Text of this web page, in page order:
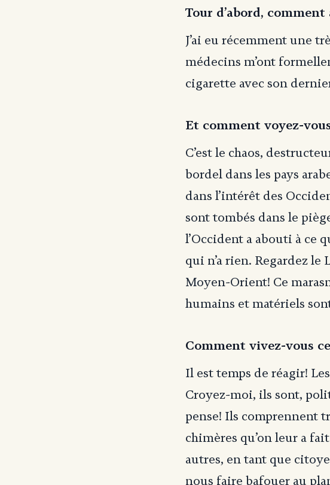
Tour d’abord,
J’ai eu récemment une
médecins m’ont
cigarette avec son
Et comment voyez-
C’est le chaos,
bordel dans les pays
dans l’intérêt des
sont tombés dans le
l’Occident a abouti à ce
qui n’a rien. Regardez
Moyen-Orient! Ce
humains et matériels
Comment vivez-vous
Il est temps de réagir!
Croyez-moi, ils sont,
pense! Ils comprennent
chimères qu’on leur a
autres, en tant que
nous faire bafouer au